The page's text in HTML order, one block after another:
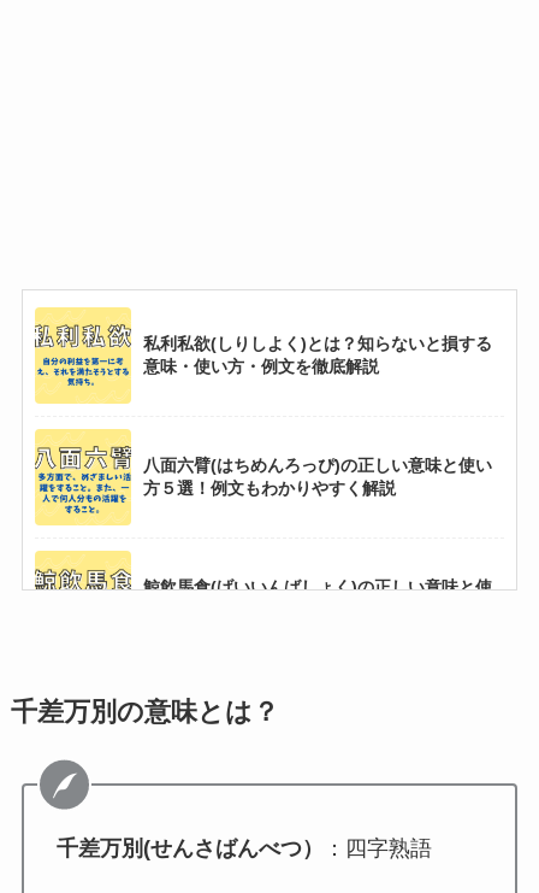
私利私欲(しりしよく)とは？知らないと損する
意味・使い方・例文を徹底解説
八面六臂(はちめんろっぴ)の正しい意味と使い
方５選！例文もわかりやすく解説
鯨飲馬食(げいいんばしょく)の正しい意味と使
雪月風花(せつげつふうか)とは？意味や使い方
例文をわかりやすく解説
すく解説
千差万別の意味とは？
千差万別(せんさばんべつ） ：四字熟語